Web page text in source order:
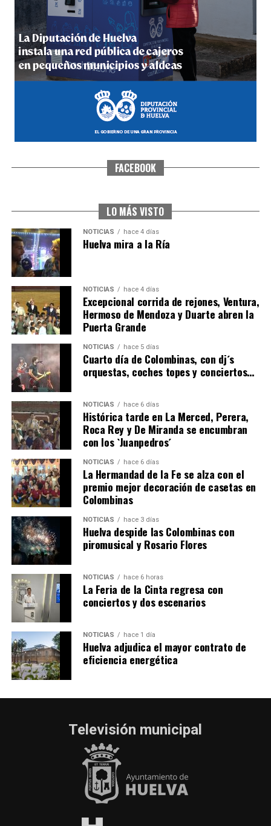
4º DÍA DE LAS FIESTAS COLOMBINAS 2026
hace 5 días·Huelvatv
SEXTA CORRIDA DE LAS FIESTAS COLOMBINAS
6º DÍA DE LAS FIESTAS COLOMBINAS 2026
hace 4 días Huelvatv
QUINTA CORRIDA DE LAS FIESTAS COLOMBINAS
2026
hace 4 días· Huelvatv
FACEBOOK
LO MÁS VISTO
NOTICIAS hace 4 días
Huelva mira a la Ría
NOTICIAS hace 4 días
Excepcional corrida de rejones, Ventura,
Hermoso de Mendoza y Duarte abren la
Puerta Grande
NOTICIAS hace 5 días
Cuarto día de Colombinas, con dj´s
orquestas, coches topes y conciertos…
NOTICIAS hace 6 días
Histórica tarde en La Merced, Perera,
Roca Rey y De Miranda se encumbran
con los `Juanpedros´
NOTICIAS hace 6 días
La Hermandad de la Fe se alza con el
premio mejor decoración de casetas en
Colombinas
NOTICIAS hace 3 días
Huelva despide las Colombinas con
piromusical y Rosario Flores
NOTICIAS hace 6 horas
La Feria de la Cinta regresa con
conciertos y dos escenarios
NOTICIAS hace 1 día
Huelva adjudica el mayor contrato de
eficiencia energética
Televisión municipal